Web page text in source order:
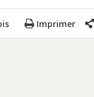
Imprimer